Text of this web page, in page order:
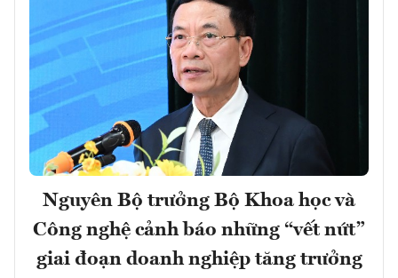
Nguyên Bộ trưởng Bộ Khoa học và
Công nghệ cảnh báo những “vết nứt”
giai đoạn doanh nghiệp tăng trưởng